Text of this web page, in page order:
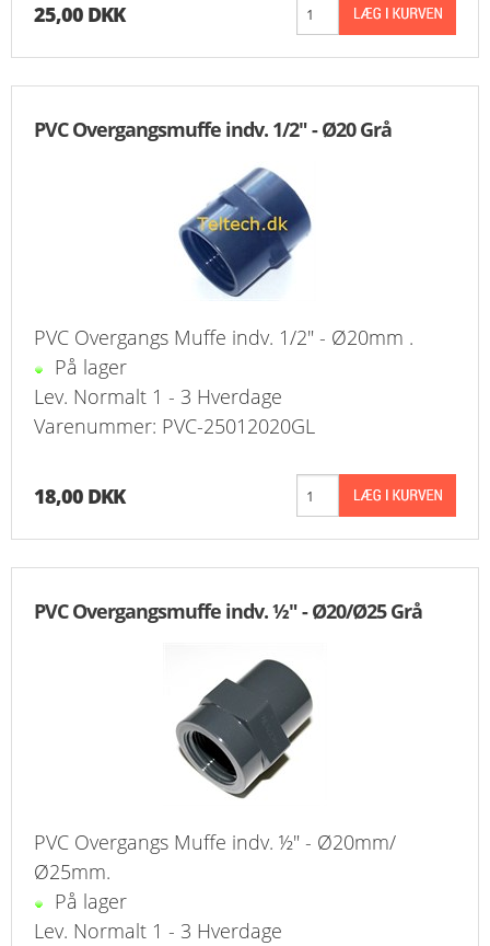
SØGNING
KUNDECENTER
FAVORIT
25,00 DKK
PVC Overgangsmuffe indv. 1/2" - Ø20 Grå
PVC Overgangs Muffe indv. 1/2" - Ø20mm .
På lager
Lev. Normalt 1 - 3 Hverdage
Varenummer: PVC-25012020GL
18,00 DKK
PVC Overgangsmuffe indv. ½" - Ø20/Ø25 Grå
PVC Overgangs Muffe indv. ½" - Ø20mm/
Ø25mm.
På lager
Lev. Normalt 1 - 3 Hverdage